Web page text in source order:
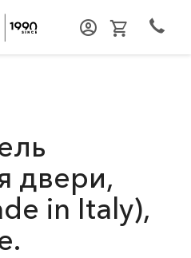
двери,
in Italy),